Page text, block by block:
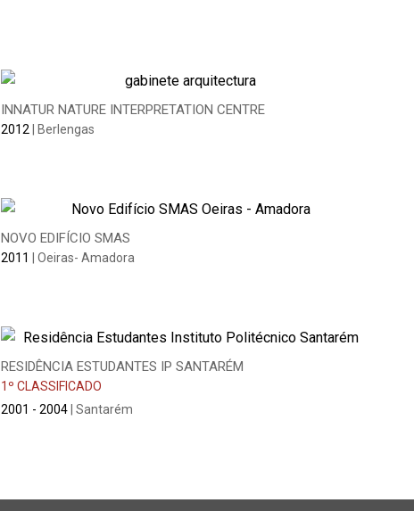
INNATUR NATURE INTERPRETATION CENTRE
2012 | Berlengas
NOVO EDIFÍCIO SMAS
2011 | Oeiras- Amadora
RESIDÊNCIA ESTUDANTES IP SANTARÉM
1º CLASSIFICADO
2001 - 2004| Santarém